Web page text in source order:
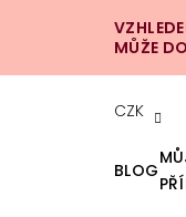
MŮŽE
CZK
BLOG